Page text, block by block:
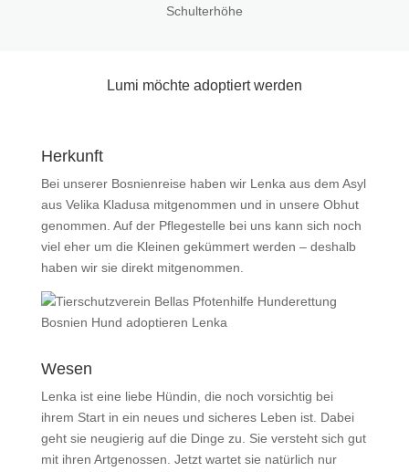
Schulterhöhe
Lumi möchte adoptiert werden
Herkunft
Bei unserer Bosnienreise haben wir Lenka aus dem Asyl
aus Velika Kladusa mitgenommen und in unsere Obhut
genommen. Auf der Pflegestelle bei uns kann sich noch
viel eher um die Kleinen gekümmert werden – deshalb
haben wir sie direkt mitgenommen.
Wesen
Lenka ist eine liebe Hündin, die noch vorsichtig bei
ihrem Start in ein neues und sicheres Leben ist. Dabei
geht sie neugierig auf die Dinge zu. Sie versteht sich gut
mit ihren Artgenossen. Jetzt wartet sie natürlich nur